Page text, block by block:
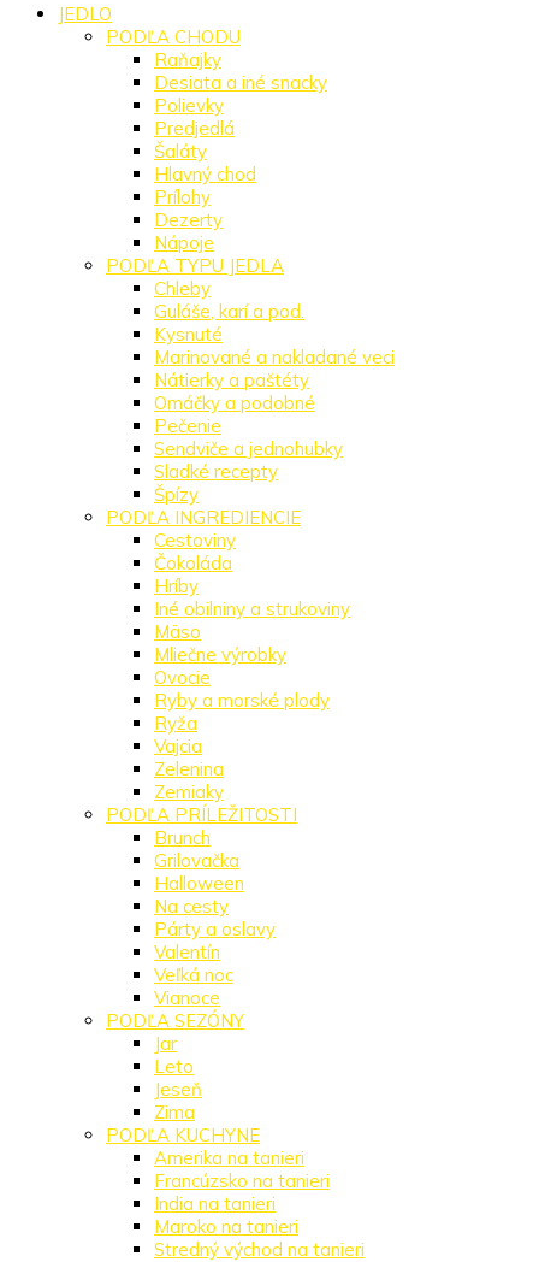
JEDLO
PODĽA CHODU
Raňajky
Desiata a iné snacky
Polievky
Predjedlá
Šaláty
Hlavný chod
Prílohy
Dezerty
Nápoje
PODĽA TYPU JEDLA
Chleby
Guláše, karí a pod.
Kysnuté
Marinované a nakladané veci
Nátierky a paštéty
Omáčky a podobné
Pečenie
Sendviče a jednohubky
Sladké recepty
Špízy
PODĽA INGREDIENCIE
Cestoviny
Čokoláda
Hríby
Iné obilniny a strukoviny
Mäso
Mliečne výrobky
Ovocie
Ryby a morské plody
Ryža
Vajcia
Zelenina
Zemiaky
PODĽA PRÍLEŽITOSTI
Brunch
Grilovačka
Halloween
Na cesty
Párty a oslavy
Valentín
Veľká noc
Vianoce
PODĽA SEZÓNY
Jar
Leto
Jeseň
Zima
PODĽA KUCHYNE
Amerika na tanieri
Francúzsko na tanieri
India na tanieri
Maroko na tanieri
Stredný východ na tanieri